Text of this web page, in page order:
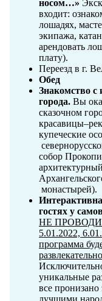
носом…»
входит:
лошадях,
экипажа,
арендовать
плату).
Переезд в г.
Обед
Знакомство с
города. Вы
сказочном
купеческие
собор
монастырей).
гостях у
НЕ
5.01.2022,
программа
уникальные
все
лучшими